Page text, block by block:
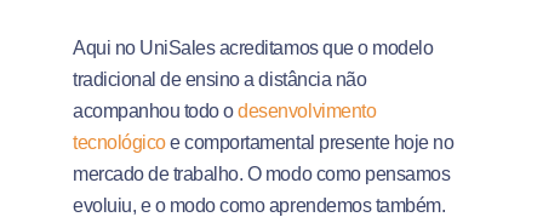
Aqui no UniSales acreditamos que o modelo
tradicional de ensino a distância não
acompanhou todo odesenvolvimento
tecnológicoe comportamental presente hoje no
mercado de trabalho. O modo como pensamos
evoluiu, e o modo como aprendemos também.